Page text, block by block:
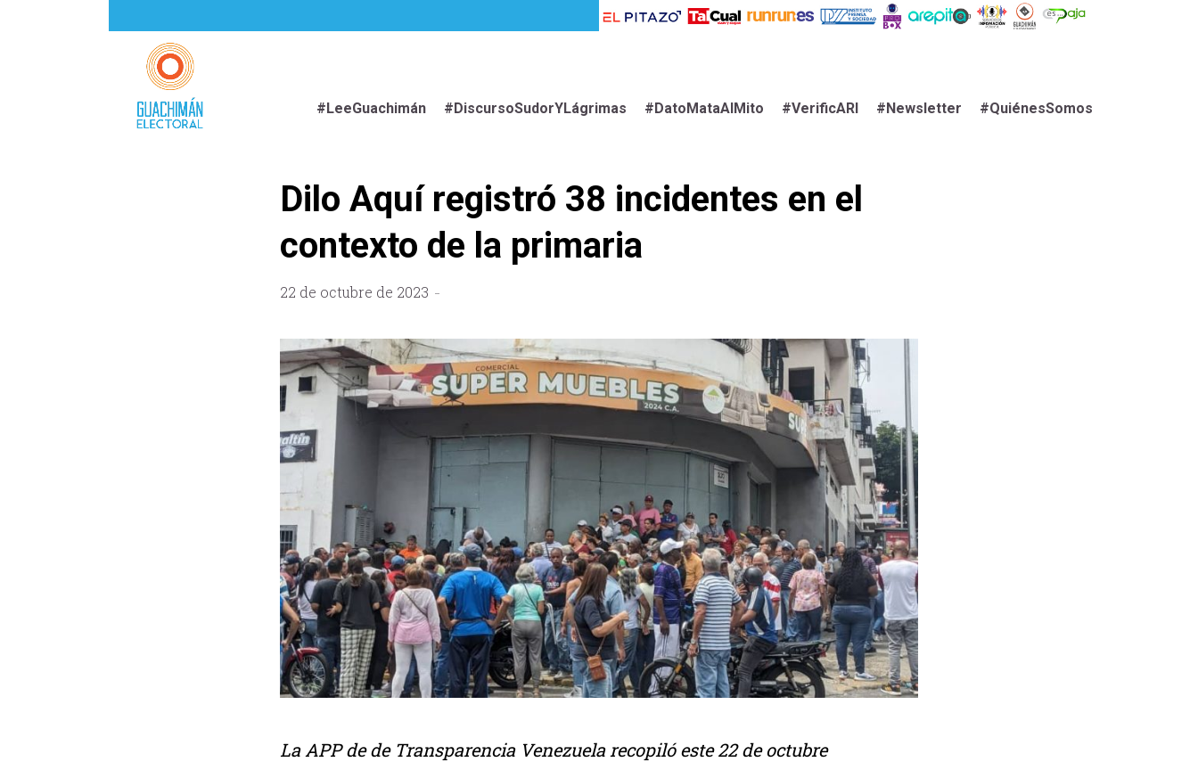
#LeeGuachimán #DiscursoSudorYLágrimas #DatoMataAlMito #VerificARI #Newsletter #QuiénesSomos
Dilo Aquí registró 38 incidentes en el
contexto de la primaria
22 de octubre de 2023
La APP de de Transparencia Venezuela recopiló este 22 de octubre